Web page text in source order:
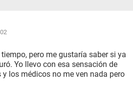
pero me gustaría saber si ya
Yo llevo con esa sensación de
los médicos no me ven nada pero